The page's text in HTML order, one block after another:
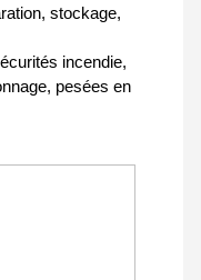
stockage,
incendie,
pesées en